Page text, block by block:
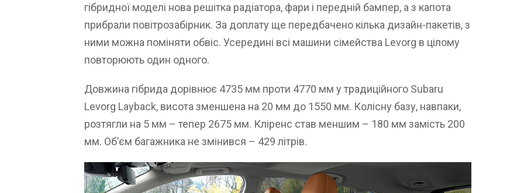
гібридної моделі нова решітка радіатора, фари і передній бампер, а з капота
прибрали повітрозабірник. За доплату ще передбачено кілька дизайн-пакетів, з
ними можна поміняти обвіс. Усередині всі машини сімейства Levorg в цілому
повторюють один одного.
Довжина гібрида дорівнює 4735 мм проти 4770 мм у традиційного Subaru
Levorg Layback, висота зменшена на 20 мм до 1550 мм. Колісну базу, навпаки,
розтягли на 5 мм – тепер 2675 мм. Кліренс став меншим – 180 мм замість 200
мм. Об’єм багажника не змінився – 429 літрів.